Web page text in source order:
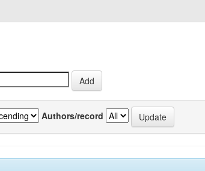
Authors/record